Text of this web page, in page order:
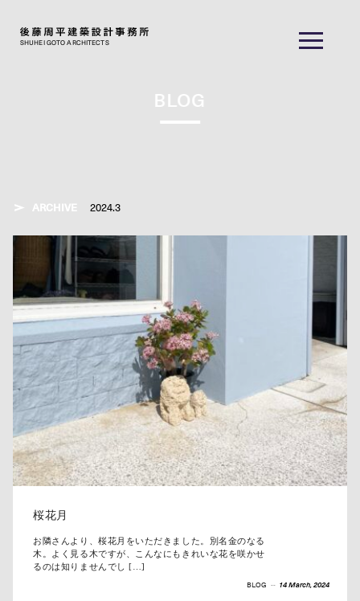
SHUHEI GOTO ARCHITECTS
BLOG
ARCHIVE 2024.3
桜花月
お隣さんより、桜花月をいただきました。別名金のなる
木。よく見る木ですが、こんなにもきれいな花を咲かせ
るのは知りませんでし […]
BLOG -- 14 March, 2024